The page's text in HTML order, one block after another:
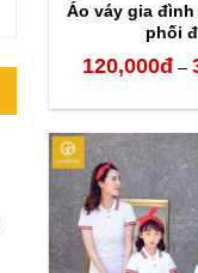
Áo váy gia
phối
120,000đ –